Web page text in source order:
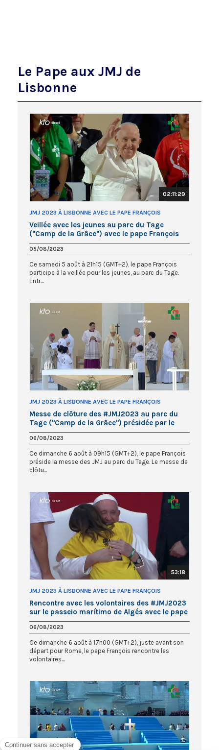
Le Pape aux JMJ de
Lisbonne
02:11:29
JMJ 2023 À LISBONNE AVEC LE PAPE FRANÇOIS
Veillée avec les jeunes au parc du Tage
("Camp de la Grâce") avec le pape François
05/08/2023
Ce samedi 5 août à 21h15 (GMT+2), le pape François
participe à la veillée pour les jeunes, au parc du Tage.
Entr...
JMJ 2023 À LISBONNE AVEC LE PAPE FRANÇOIS
Messe de clôture des #JMJ2023 au parc du
Tage ("Camp de la Grâce") présidée par le
pape François
06/08/2023
Ce dimanche 6 août à 09h15 (GMT+2), le pape François
préside la messe des JMJ au parc du Tage. Le messe de
clôtu...
53:18
JMJ 2023 À LISBONNE AVEC LE PAPE FRANÇOIS
Rencontre avec les volontaires des #JMJ2023
sur le passeio marítimo de Algés avec le pape
François
06/08/2023
Ce dimanche 6 août à 17h00 (GMT+2), juste avant son
départ pour Rome, le pape François rencontre les
volontaires...